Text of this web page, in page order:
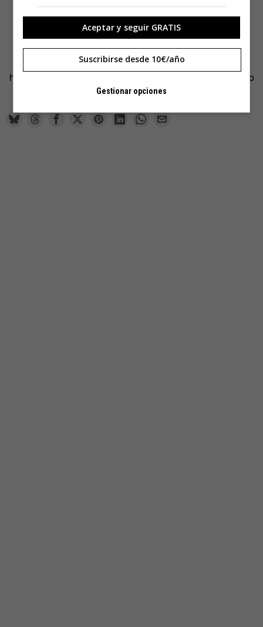
Arkangel no es una historia de buenos y malos: es una
historia de decisiones erróneas y de falta de entendimiento
entre generaciones.
Aceptar y seguir GRATIS
Suscribirse desde 10€/año
Gestionar opciones